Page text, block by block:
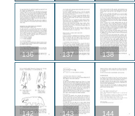
136 137 138
142 143 144